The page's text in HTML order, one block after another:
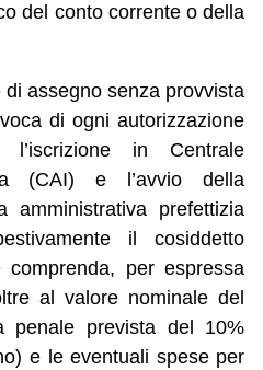
del conto corrente o della
di assegno senza provvista
di ogni autorizzazione
in Centrale
(CAI) e l’avvio della
amministrativa prefettizia
il cosiddetto
comprenda, per espressa
al valore nominale del
penale prevista del 10%
e le eventuali spese per